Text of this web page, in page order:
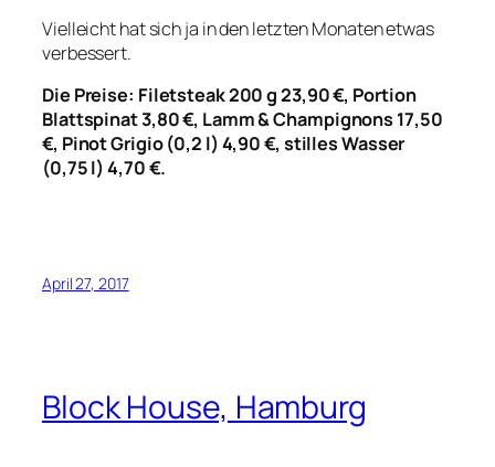
Vielleicht hat sich ja in den letzten Monaten etwas
verbessert.
Die Preise: Filetsteak 200 g 23,90 €, Portion
Blattspinat 3,80 €, Lamm & Champignons 17,50
€, Pinot Grigio (0,2 l) 4,90 €, stilles Wasser
(0,75 l) 4,70 €.
April 27, 2017
Block House, Hamburg